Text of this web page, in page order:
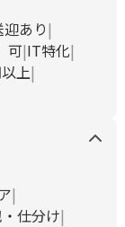
迎あり
可 IT特化
上
仕分け